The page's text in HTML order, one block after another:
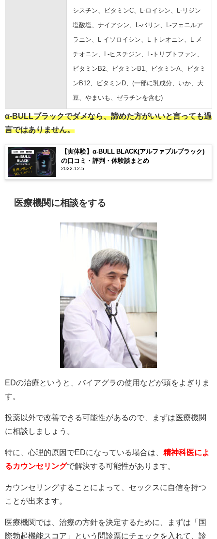
シスチン、ビタミンC、L-ロイシン、L-リジン
塩酸塩、ナイアシン、L-バリン、L-フェニルア
ラニン、L-イソロイシン、L-トレオニン、L-メ
チオニン、L-ヒスチジン、L-トリプトファン、
ビタミンB2、ビタミンB1、ビタミンA、ビタミ
ンB12、ビタミンD、(一部に乳成分、いか、大
豆、やまいも、ゼラチンを含む)
α-BULLブラックでダメなら、諦めた方がいいと言っても過
言ではありません。
【実体験】α-BULL BLACK(アルファブルブラック)
の口コミ・評判・体験談まとめ
2022.12.5
医療機関に相談をする
EDの治療というと、バイアグラの使用などが頭をよぎりま
す。
投薬以外で改善できる可能性があるので、まずは医療機関
に相談しましょう。
特に、心理的原因でEDになっている場合は、 精神科医によ
るカウンセリングで解決する可能性があります。
カウンセリングすることによって、セックスに自信を持つ
ことが出来ます。
医療機関では、治療の方針を決定するために、まずは「国
際勃起機能スコア」という問診票にチェックを入れて、診